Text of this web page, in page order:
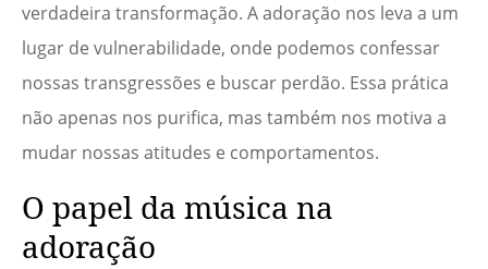
verdadeira transformação. A adoração nos leva a um
lugar de vulnerabilidade, onde podemos confessar
nossas transgressões e buscar perdão. Essa prática
não apenas nos purifica, mas também nos motiva a
mudar nossas atitudes e comportamentos.
O papel da música na
adoração